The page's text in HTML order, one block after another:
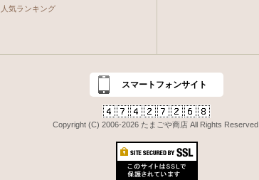
人気ランキング
スマートフォンサイト
Copyright (C) 2006-2026 たまごや商店 All Rights Reserved.